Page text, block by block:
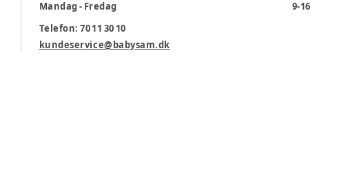
Mandag - Fredag
9-16
Telefon: 70 11 30 10
kundeservice@babysam.dk